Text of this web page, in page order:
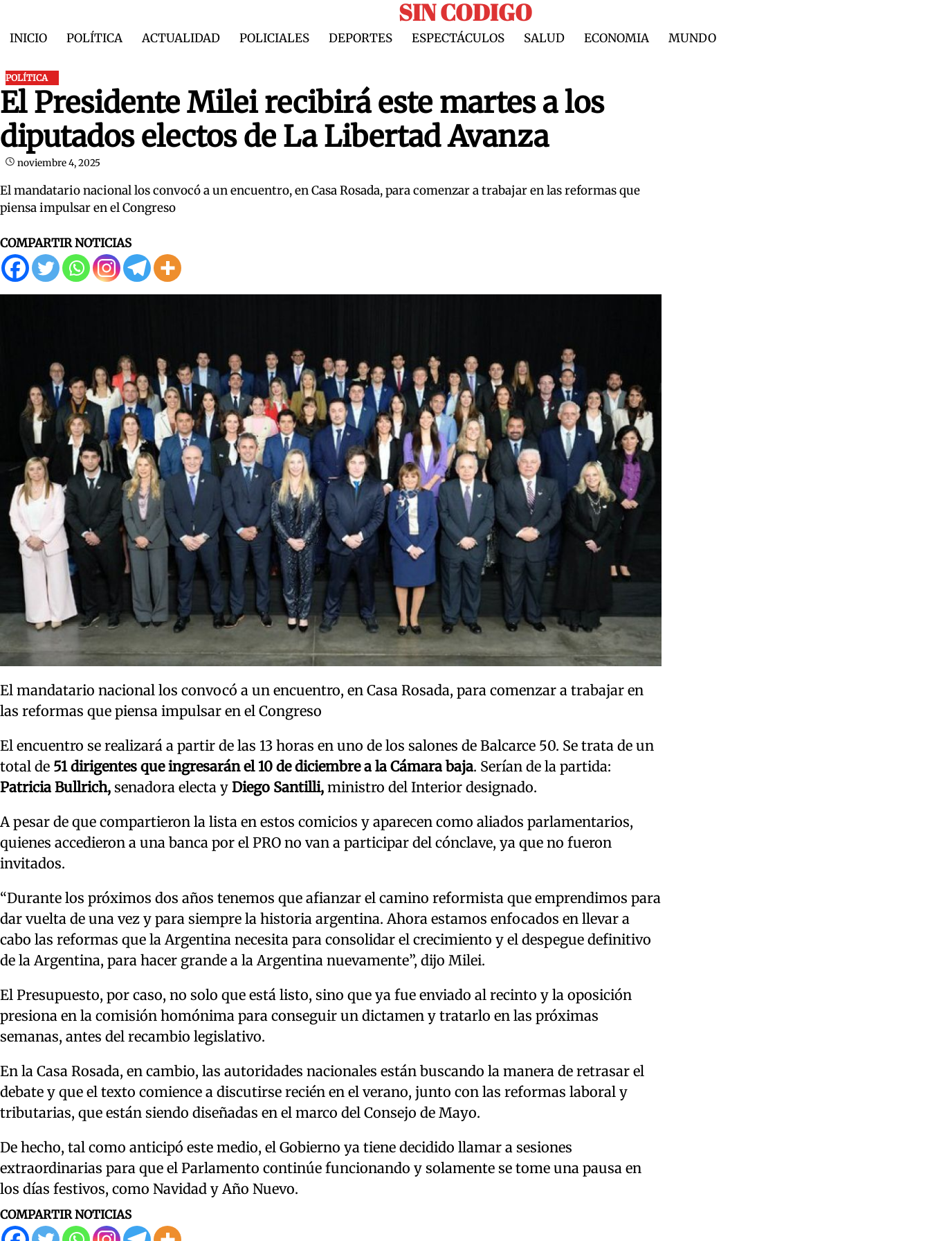
content
SIN CODIGO
INICIO POLÍTICA ACTUALIDAD POLICIALES DEPORTES ESPECTÁCULOS SALUD ECONOMIA MUNDO
POLÍTICA
El Presidente Milei recibirá este martes a los
diputados electos de La Libertad Avanza
noviembre 4, 2025
El mandatario nacional los convocó a un encuentro, en Casa Rosada, para comenzar a trabajar en las reformas que
piensa impulsar en el Congreso
COMPARTIR NOTICIAS
El mandatario nacional los convocó a un encuentro, en Casa Rosada, para comenzar a trabajar en
las reformas que piensa impulsar en el Congreso
El encuentro se realizará a partir de las 13 horas en uno de los salones de Balcarce 50. Se trata de un
total de 51 dirigentes que ingresarán el 10 de diciembre a la Cámara baja. Serían de la partida:
Patricia Bullrich, senadora electa y Diego Santilli, ministro del Interior designado.
A pesar de que compartieron la lista en estos comicios y aparecen como aliados parlamentarios,
quienes accedieron a una banca por el PRO no van a participar del cónclave, ya que no fueron
invitados.
“Durante los próximos dos años tenemos que afianzar el camino reformista que emprendimos para
dar vuelta de una vez y para siempre la historia argentina. Ahora estamos enfocados en llevar a
cabo las reformas que la Argentina necesita para consolidar el crecimiento y el despegue definitivo
de la Argentina, para hacer grande a la Argentina nuevamente”, dijo Milei.
El Presupuesto, por caso, no solo que está listo, sino que ya fue enviado al recinto y la oposición
presiona en la comisión homónima para conseguir un dictamen y tratarlo en las próximas
semanas, antes del recambio legislativo.
En la Casa Rosada, en cambio, las autoridades nacionales están buscando la manera de retrasar el
debate y que el texto comience a discutirse recién en el verano, junto con las reformas laboral y
tributarias, que están siendo diseñadas en el marco del Consejo de Mayo.
De hecho, tal como anticipó este medio, el Gobierno ya tiene decidido llamar a sesiones
extraordinarias para que el Parlamento continúe funcionando y solamente se tome una pausa en
los días festivos, como Navidad y Año Nuevo.
COMPARTIR NOTICIAS